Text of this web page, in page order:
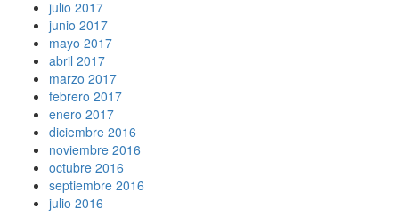
julio 2017
junio 2017
mayo 2017
abril 2017
marzo 2017
febrero 2017
enero 2017
diciembre 2016
noviembre 2016
octubre 2016
septiembre 2016
julio 2016